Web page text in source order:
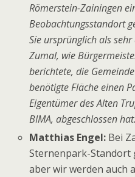
Römerstein-Zainingen
Beobachtungsstandort
Sie ursprünglich als
Zumal, wie
berichtete, die
benötigte Fläche einen
Eigentümer des Alten
BIMA, abgeschlossen hat.
Matthias Engel: Bei
Sternenpark-Standort
aber wir werden auch